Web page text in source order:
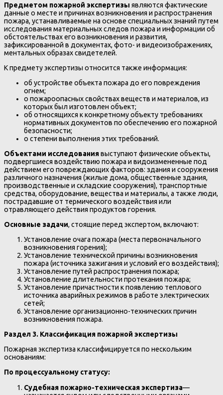
Предметом пожарной экспертизы являются фактические
данные о месте и причинах возникновения и распространения
пожара, устанавливаемые на основе специальных знаний путем
исследования материальных следов пожара и информации об
обстоятельствах его возникновения и развития,
зафиксированной в документах, фото- и видеоизображениях,
ментальных образах свидетелей.
К предмету экспертизы относится также информация:
об устройстве объекта пожара до его повреждения
огнем;
о пожароопасных свойствах веществ и материалов, из
которых был изготовлен объект;
об относящихся к конкретному объекту требованиях
нормативных документов по обеспечению его пожарной
безопасности;
о степени выполнения этих требований.
Объектами исследованиявыступают физические объекты,
подвергшиеся воздействию пожара и видоизмененные под
действием его повреждающих факторов: здания и сооружения
различного назначения (жилые дома, общественные здания,
производственные и складские сооружения), транспортные
средства, оборудование, вещества и материалы, а также люди,
пострадавшие от термического воздействия или
отравляющего действия продуктов горения.
Основные задачи, стоящие перед экспертом, включают:
Установление очага пожара (места первоначального
возникновения горения);
Установление технической причины возникновения
пожара (источника зажигания и условий его воздействия);
Установление путей распространения пожара;
Установление длительности протекания пожара;
Установление причастности к появлению теплового
источника аварийных режимов в работе электрических
сетей;
Установление организационно-технических причин
возникновения пожара.
Раздел 3. Классификация пожарной экспертизы
Пожарная экспертиза классифицируется по нескольким
основаниям:
По процессуальному статусу:
Судебная пожарно-техническая экспертиза—